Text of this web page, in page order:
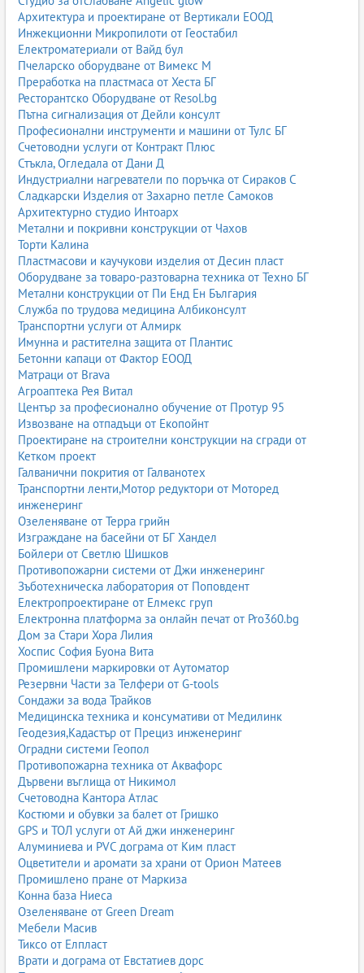
Архитектура и проектиране от Вертикали ЕООД
Инжекционни Микропилоти от Геостабил
Електроматериали от Вайд бул
Пчеларско оборудване от Вимекс М
Преработка на пластмаса от Хеста БГ
Ресторантско Оборудване от Resol.bg
Пътна сигнализация от Дейли консулт
Професионални инструменти и машини от Тулс БГ
Счетоводни услуги от Контракт Плюс
Стъкла, Огледала от Дани Д
Индустриални нагреватели по поръчка от Сираков С
Сладкарски Изделия от Захарно петле Самоков
Архитектурно студио Интоарх
Метални и покривни конструкции от Чахов
Торти Калина
Пластмасови и каучукови изделия от Десин пласт
Оборудване за товаро-разтоварна техника от Техно БГ
Метални конструкции от Пи Енд Ен България
Служба по трудова медицина Албиконсулт
Транспортни услуги от Алмирк
Имунна и растителна защита от Плантис
Бетонни капаци от Фактор ЕООД
Матраци от Brava
Агроаптека Рея Витал
Център за професионално обучение от Протур 95
Извозване на отпадъци от Екопойнт
Проектиране на строителни конструкции на сгради от
Кетком проект
Галванични покрития от Галванотех
Транспортни ленти,Мотор редуктори от Моторед
инженеринг
Озеленяване от Терра грийн
Изграждане на басейни от БГ Хандел
Бойлери от Светлю Шишков
Противопожарни системи от Джи инженеринг
Зъботехническа лаборатория от Поповдент
Електропроектиране от Елмекс груп
Електронна платформа за онлайн печат от Pro360.bg
Дом за Стари Хора Лилия
Хоспис София Буона Вита
Промишлени маркировки от Аутоматор
Резервни Части за Телфери от G-tools
Сондажи за вода Трайков
Медицинска техника и консумативи от Медилинк
Геодезия,Кадастър от Прециз инженеринг
Оградни системи Геопол
Противопожарна техника от Аквафорс
Дървени въглища от Никимол
Счетоводна Кантора Атлас
Костюми и обувки за балет от Гришко
GPS и ТОЛ услуги от Ай джи инженеринг
Алуминиева и PVC дограма от Ким пласт
Оцветители и аромати за храни от Орион Матеев
Промишлено пране от Маркиза
Конна база Ниеса
Озеленяване от Green Dream
Мебели Масив
Тиксо от Елпласт
Врати и дограма от Евстатиев дорс